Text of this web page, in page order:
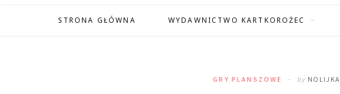
STRONA GŁÓWNA WYDAWNICTWO KARTKOROŻEC
GRY PLANSZOWE by NOLIJKA